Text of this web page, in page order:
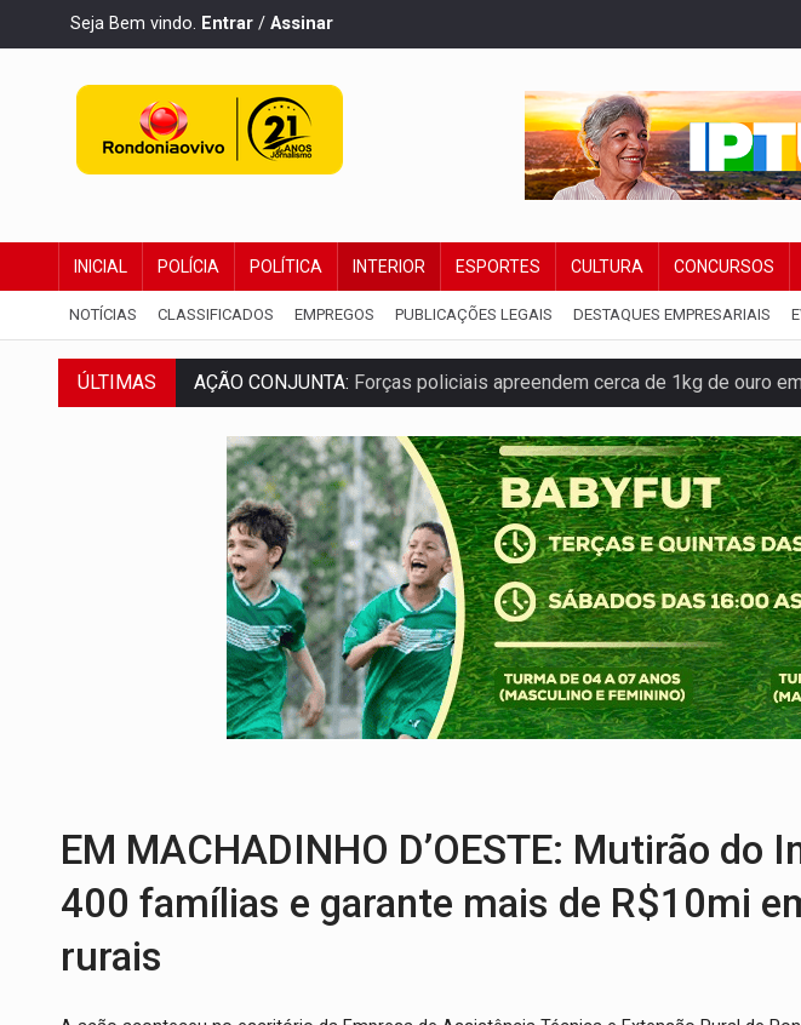
Seja Bem vindo. Entrar / Assinar
INICIAL POLÍCIA POLÍTICA INTERIOR ESPORTES CULTURA CONCURSOS
NOTÍCIAS CLASSIFICADOS EMPREGOS PUBLICAÇÕES LEGAIS DESTAQUES EMPRESARIAIS
ÚLTIMAS AÇÃO CONJUNTA: Forças policiais apreendem cerca de 1kg de ouro
NO CENTRO:Colisão entre ônibus e carro provoca lentidão no trânsito
ELEIÇÕES 2026:Candidato a deputado estadual declara carros por R$
VÍDEO:Motocicletas batem de frente e duas pessoas ficam feridas no
BATALHA DO JK:Grande Final do Duelo Estadual de MC's acontece
NA BR-364:Identificado motociclista que morreu após bater de frente
AGOSTO LILÁS:20 anos de Lei Maria da Penha - apesar do avanço, a
EM MACHADINHO D’OESTE: Mutirão do
400 famílias e garante mais de R$10mi
rurais